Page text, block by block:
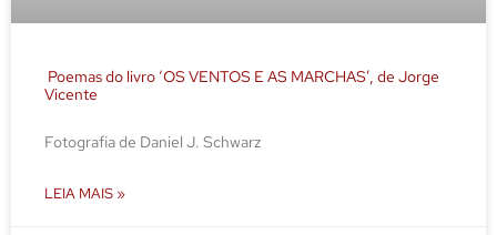
Poemas do livro ‘OS VENTOS E AS MARCHAS’, de Jorge
Vicente
Fotografia de Daniel J. Schwarz
LEIA MAIS »